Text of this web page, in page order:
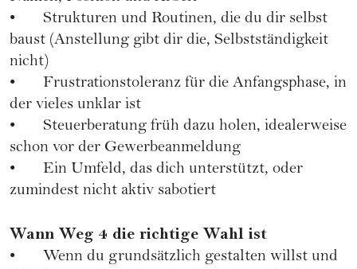
• Strukturen und Routinen, die du dir selbst
baust (Anstellung gibt dir die, Selbstständigkeit
nicht)
• Frustrationstoleranz für die Anfangsphase, in
der vieles unklar ist
• Steuerberatung früh dazu holen, idealerweise
schon vor der Gewerbeanmeldung
• Ein Umfeld, das dich unterstützt, oder
zumindest nicht aktiv sabotiert
Wann Weg 4 die richtige Wahl ist
• Wenn du grundsätzlich gestalten willst und